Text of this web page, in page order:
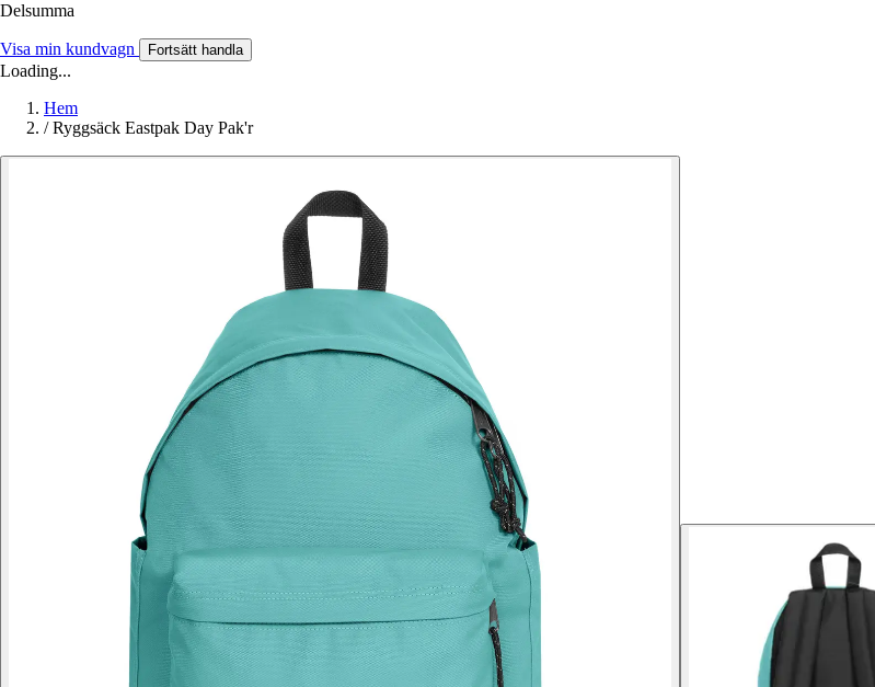
Delsumma
Visa min kundvagn Fortsätt handla
Loading...
Hem
/ Ryggsäck Eastpak Day Pak'r